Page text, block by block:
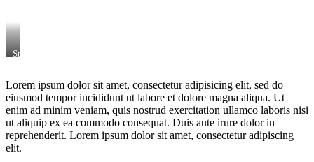
Stet
gubergren,
no
sea
sanctus
est
labore
et
Lorem ipsum dolor sit amet, consectetur adipisicing elit, sed do
eiusmod tempor incididunt ut labore et dolore magna aliqua. Ut
enim ad minim veniam, quis nostrud exercitation ullamco laboris nisi
ut aliquip ex ea commodo consequat. Duis aute irure dolor in
reprehenderit. Lorem ipsum dolor sit amet, consectetur adipiscing
elit.